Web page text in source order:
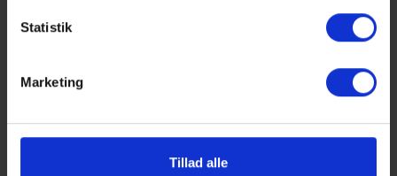
Statistik
Marketing
Tillad alle